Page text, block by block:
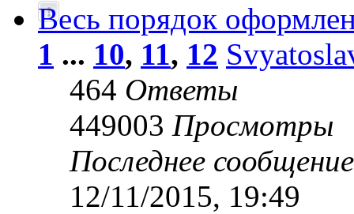
Весь порядок
1 ... 10, 11, 12
464 Ответы
449003 Просмотры
Последнее
12/11/2015, 19:49